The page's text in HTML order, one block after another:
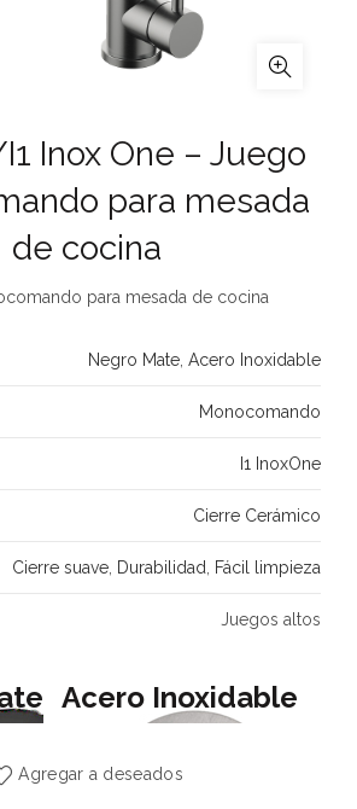
Inox One – Juego
para mesada
de cocina
para mesada de cocina
Negro Mate Acero Inoxidable
Monocomando
I1 InoxOne
Cierre Cerámico
Cierre suave Durabilidad Fácil limpieza
Juegos altos
Acero Inoxidable
Agregar a deseados